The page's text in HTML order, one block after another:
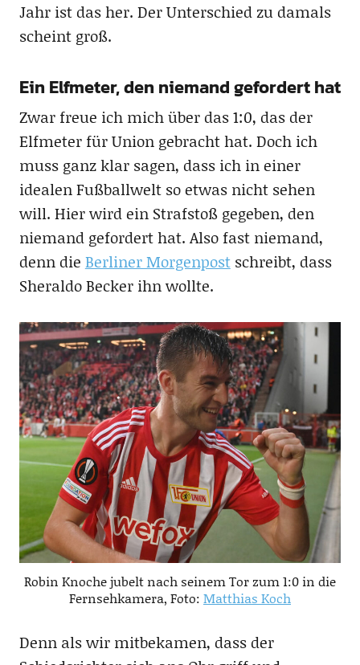
Jahr ist das her. Der Unterschied zu damals
scheint groß.
Ein Elfmeter, den niemand gefordert hat
Zwar freue ich mich über das 1:0, das der
Elfmeter für Union gebracht hat. Doch ich
muss ganz klar sagen, dass ich in einer
idealen Fußballwelt so etwas nicht sehen
will. Hier wird ein Strafstoß gegeben, den
niemand gefordert hat. Also fast niemand,
denn die Berliner Morgenpostschreibt, dass
Sheraldo Becker ihn wollte.
Robin Knoche jubelt nach seinem Tor zum 1:0 in die
Fernsehkamera, Foto: Matthias Koch
Denn als wir mitbekamen, dass der